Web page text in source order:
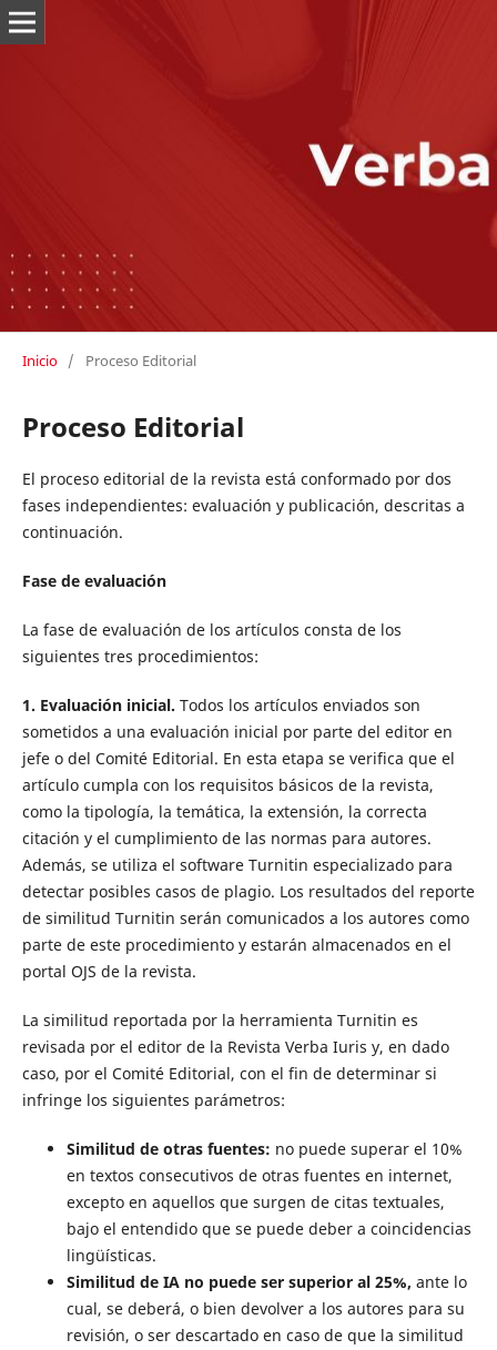
Inicio / Proceso Editorial
Proceso Editorial
El proceso editorial de la revista está conformado por dos
fases independientes: evaluación y publicación, descritas a
continuación.
Fase de evaluación
La fase de evaluación de los artículos consta de los
siguientes tres procedimientos:
1. Evaluación inicial. Todos los artículos enviados son
sometidos a una evaluación inicial por parte del editor en
jefe o del Comité Editorial. En esta etapa se verifica que el
artículo cumpla con los requisitos básicos de la revista,
como la tipología, la temática, la extensión, la correcta
citación y el cumplimiento de las normas para autores.
Además, se utiliza el software Turnitin especializado para
detectar posibles casos de plagio. Los resultados del reporte
de similitud Turnitin serán comunicados a los autores como
parte de este procedimiento y estarán almacenados en el
portal OJS de la revista.
La similitud reportada por la herramienta Turnitin es
revisada por el editor de la Revista Verba Iuris y, en dado
caso, por el Comité Editorial, con el fin de determinar si
infringe los siguientes parámetros:
Similitud de otras fuentes: no puede superar el 10%
en textos consecutivos de otras fuentes en internet,
excepto en aquellos que surgen de citas textuales,
bajo el entendido que se puede deber a coincidencias
lingüísticas.
Similitud de IA no puede ser superior al 25%, ante lo
cual, se deberá, o bien devolver a los autores para su
revisión, o ser descartado en caso de que la similitud